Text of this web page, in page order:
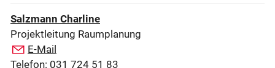
Salzmann Charline
Projektleitung Raumplanung
E-Mail
Telefon: 031 724 51 83